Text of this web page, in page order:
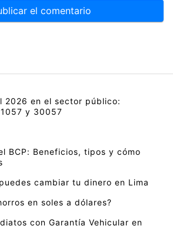
2026 en el sector público:
y 30057
BCP: Beneficios, tipos y cómo
cambiar tu dinero en Lima
en soles a dólares?
con Garantía Vehicular en